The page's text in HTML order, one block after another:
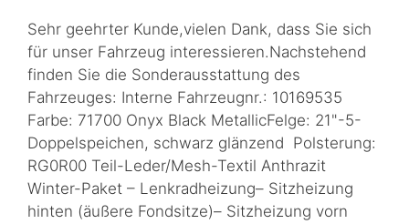
Sehr geehrter Kunde,vielen Dank, dass Sie sich
für unser Fahrzeug interessieren.Nachstehend
finden Sie die Sonderausstattung des
Fahrzeuges: Interne Fahrzeugnr.: 10169535
Farbe: 71700 Onyx Black MetallicFelge: 21"-5-
Doppelspeichen, schwarz glänzend Polsterung:
RG0R00 Teil-Leder/Mesh-Textil Anthrazit
Winter-Paket – Lenkradheizung– Sitzheizung
hinten (äußere Fondsitze)– Sitzheizung vorn